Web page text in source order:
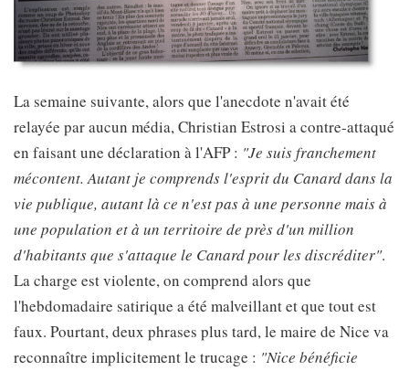
La semaine suivante, alors que l'anecdote n'avait été
relayée par aucun média, Christian Estrosi a contre-attaqué
en faisant une déclaration à l'AFP : "Je suis franchement
mécontent. Autant je comprends l'esprit du Canard dans la
vie publique, autant là ce n'est pas à une personne mais à
une population et à un territoire de près d'un million
d'habitants que s'attaque le Canard pour les discréditer".
La charge est violente, on comprend alors que
l'hebdomadaire satirique a été malveillant et que tout est
faux. Pourtant, deux phrases plus tard, le maire de Nice va
reconnaître implicitement le trucage : "Nice bénéficie